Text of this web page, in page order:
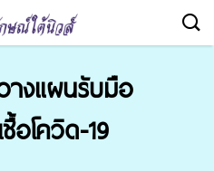
างแผนรับมือ
อโควิด-19